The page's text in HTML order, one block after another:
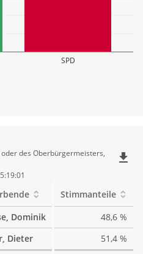
SPD
des Oberbürgermeisters,
file_download
Stimmanteile
Dominik
48,6 %
Dieter
51,4 %